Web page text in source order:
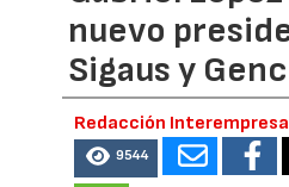
nuevo
Sigaus y
Redacción
9544